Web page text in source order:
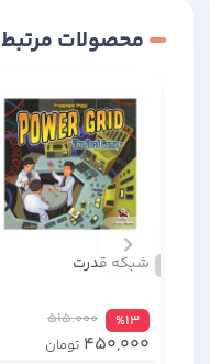
محصولات مرتبط
شبکه قدرت
%13
515,000
450,000 تومان